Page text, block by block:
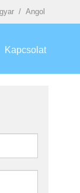
Angol
Kapcsolat